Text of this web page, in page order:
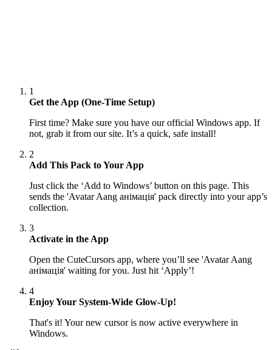
1
Get the App (One-Time Setup)
First time? Make sure you have our official Windows app. If
not, grab it from our site. It’s a quick, safe install!
2
Add This Pack to Your App
Just click the ‘Add to Windows’ button on this page. This
sends the 'Avatar Aang анімація' pack directly into your app’s
collection.
3
Activate in the App
Open the CuteCursors app, where you’ll see 'Avatar Aang
анімація' waiting for you. Just hit ‘Apply’!
4
Enjoy Your System-Wide Glow-Up!
That's it! Your new cursor is now active everywhere in
Windows.